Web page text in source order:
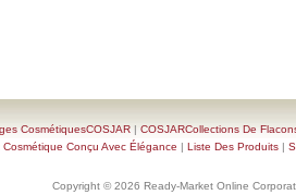
CosmétiquesCOSJAR | COSJARCollections De
Conçu Avec Élégance | Liste Des Produits |
Copyright © 2026 Ready-Market Online